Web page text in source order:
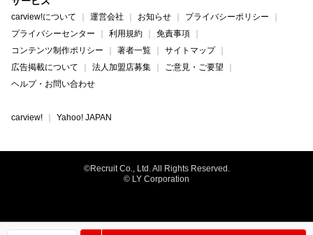
carview!について 運営会社 お知らせ
プライバシーポリシー
プライバシーセンター
利用規約
免責事項
コンテンツ制作ポリシー
著者一覧
サイトマップ
広告掲載について
法人加盟店募集
ご意見・ご要望
ヘルプ・お問い合わせ
carview! Yahoo! JAPAN
©Recruit Co., Ltd. All Rights Reserved.
© LY Corporation